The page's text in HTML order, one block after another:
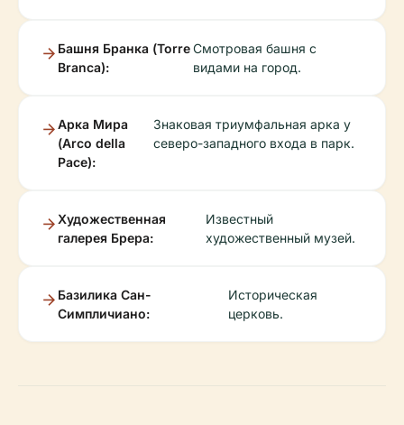
Башня Бранка (Torre
Branca):
Смотровая башня с
видами на город.
Арка Мира
(Arco della
Pace):
Знаковая триумфальная арка у
северо-западного входа в парк.
Художественная
галерея Брера:
Известный
художественный музей.
Базилика Сан-
Симпличиано:
Историческая
церковь.